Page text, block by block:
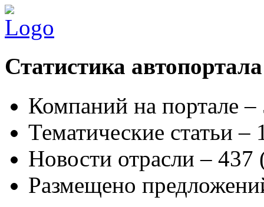
Статистика автопортала
Компаний на портале
Тематические статьи –
Новости отрасли – 437
Размещено